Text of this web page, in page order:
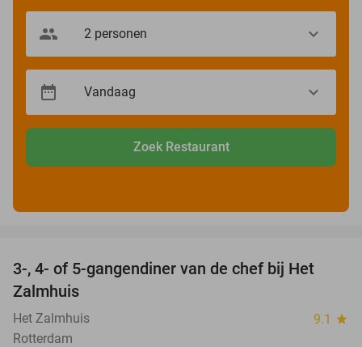
Zoek Restaurant
34%
3-, 4- of 5-gangendiner van de chef bij Het
Zalmhuis
Het Zalmhuis 9.1 star
Rotterdam